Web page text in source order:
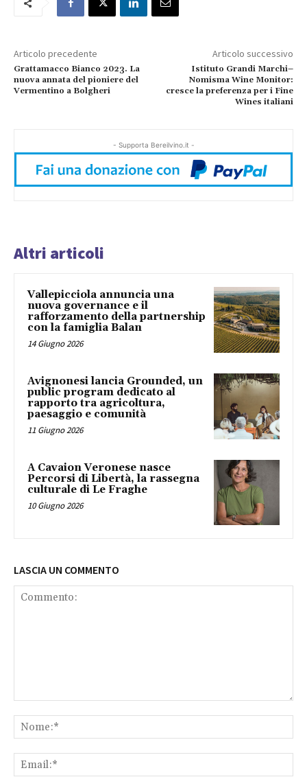
Articolo precedente
Grattamacco Bianco 2023. La
nuova annata del pioniere del
Vermentino a Bolgheri
Articolo successivo
Istituto Grandi Marchi–
Nomisma Wine Monitor:
cresce la preferenza per i Fine
Wines italiani
- Supporta Bereilvino.it -
Altri articoli
Vallepicciola annuncia una
nuova governance e il
rafforzamento della partnership
con la famiglia Balan
14 Giugno 2026
Avignonesi lancia Grounded, un
public program dedicato al
rapporto tra agricoltura,
paesaggio e comunità
11 Giugno 2026
A Cavaion Veronese nasce
Percorsi di Libertà, la rassegna
culturale di Le Fraghe
10 Giugno 2026
LASCIA UN COMMENTO